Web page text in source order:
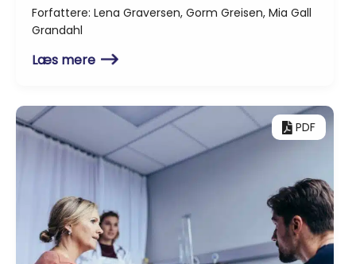
Forfattere: Lena Graversen, Gorm Greisen, Mia Gall
Grandahl
Læs mere
PDF